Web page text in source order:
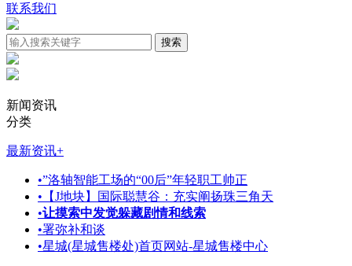
联系我们
新闻资讯
分类
最新资讯+
•”洛轴智能工场的“00后”年轻职工帅正
• 【J地块】国际聪慧谷：充实阐扬珠三角天
•让摸索中发觉躲藏剧情和线索
•署弥补和谈
•星城(星城售楼处)首页网站-星城售楼中心